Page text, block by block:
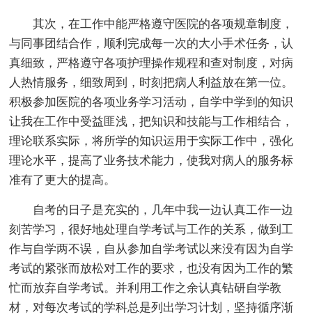
其次，在工作中能严格遵守医院的各项规章制度，
与同事团结合作，顺利完成每一次的大小手术任务，认
真细致，严格遵守各项护理操作规程和查对制度，对病
人热情服务，细致周到，时刻把病人利益放在第一位。
积极参加医院的各项业务学习活动，自学中学到的知识
让我在工作中受益匪浅，把知识和技能与工作相结合，
理论联系实际，将所学的知识运用于实际工作中，强化
理论水平，提高了业务技术能力，使我对病人的服务标
准有了更大的提高。
自考的日子是充实的，几年中我一边认真工作一边
刻苦学习，很好地处理自学考试与工作的关系，做到工
作与自学两不误，自从参加自学考试以来没有因为自学
考试的紧张而放松对工作的要求，也没有因为工作的繁
忙而放弃自学考试。并利用工作之余认真钻研自学教
材，对每次考试的学科总是列出学习计划，坚持循序渐